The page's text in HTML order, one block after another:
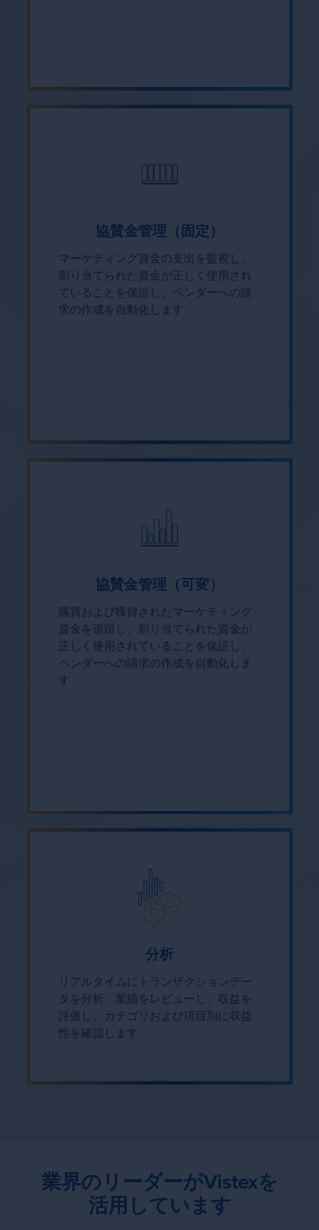
協賛金管理（固定）
マーケティング資金の支出を監視し、
割り当てられた資金が正しく使用され
ていることを保証し、ベンダーへの請
求の作成を自動化します
協賛金管理（可変）
購買および獲得されたマーケティング
資金を追跡し、割り当てられた資金が
正しく使用されていることを保証し、
ベンダーへの請求の作成を自動化しま
す
分析
リアルタイムにトランザクションデー
タを分析、業績をレビューし、収益を
評価し、カテゴリおよび項目別に収益
性を確認します
業界のリーダーがVistexを
活用しています